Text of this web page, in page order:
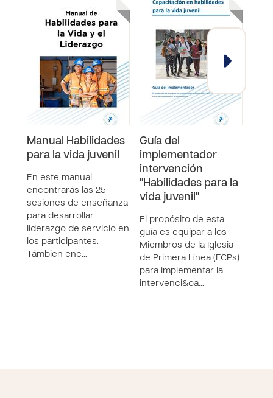
Manual Habilidades
para la vida juvenil
En este manual
encontrarás las 25
sesiones de enseñanza
para desarrollar
liderazgo de servicio en
los participantes.
Támbien enc…
Guía del
implementador
intervención
"Habilidades para la
vida juvenil"
El propósito de esta
guía es equipar a los
Miembros de la Iglesia
de Primera Línea (FCPs)
para implementar la
intervenci&oa…